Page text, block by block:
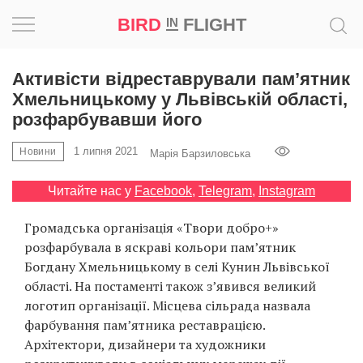
BIRD INFLIGHT
Активісти відреставрували пам’ятник
Хмельницькому у Львівській області,
розфарбувавши його
Новини 1 липня 2021 Марія Барзиловська
Читайте нас у Facebook, Telegram, Instagram
Громадська організація «Твори добро+»
розфарбувала в яскраві кольори пам’ятник
Богдану Хмельницькому в селі Кунин Львівської
області. На постаменті також з’явився великий
логотип організації. Місцева сільрада назвала
фарбування пам’ятника реставрацією.
Архітектори, дизайнери та художники